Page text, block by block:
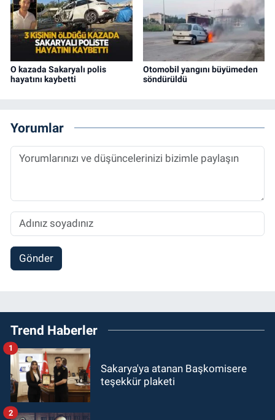
O kazada Sakaryalı polis
hayatını kaybetti
Otomobil yangını büyümeden
söndürüldü
Yorumlar
Gönder
Trend Haberler
Sakarya'ya atanan Başkomisere
teşekkür plaketi
1
2